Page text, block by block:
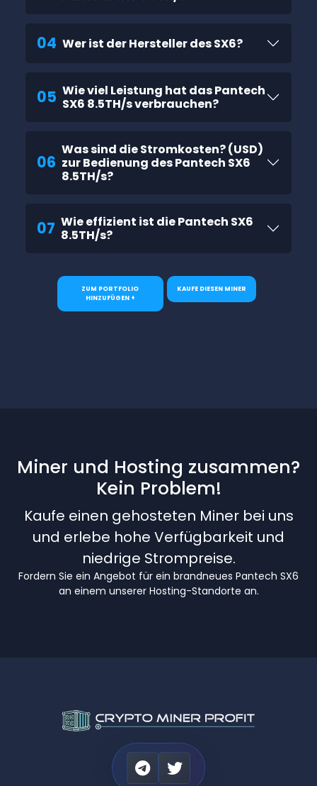
04 Wer ist der Hersteller des SX6?
05 Wie viel Leistung hat das Pantech
SX6 8.5TH/s verbrauchen?
06
Was sind die Stromkosten? (USD)
zur Bedienung des Pantech SX6
8.5TH/s?
07 Wie effizient ist die Pantech SX6
8.5TH/s?
ZUM PORTFOLIO
HINZUFÜGEN +
KAUFE DIESEN MINER
Miner und Hosting zusammen?
Kein Problem!
Kaufe einen gehosteten Miner bei uns
und erlebe hohe Verfügbarkeit und
niedrige Strompreise.
Fordern Sie ein Angebot für ein brandneues Pantech SX6
an einem unserer Hosting-Standorte an.